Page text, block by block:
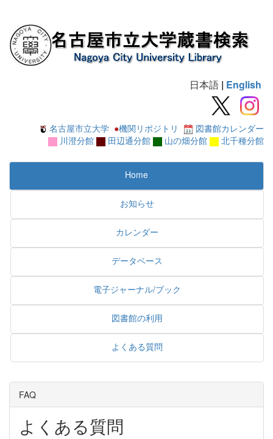
日本語 | English
名古屋市立大学 ●機関リポジトリ
図書館カレンダー
川澄分館
田辺通分館 山の畑分館 北千種分館
Home
お知らせ
カレンダー
データベース
電子ジャーナル/ブック
図書館の利用
よくある質問
FAQ
よくある質問